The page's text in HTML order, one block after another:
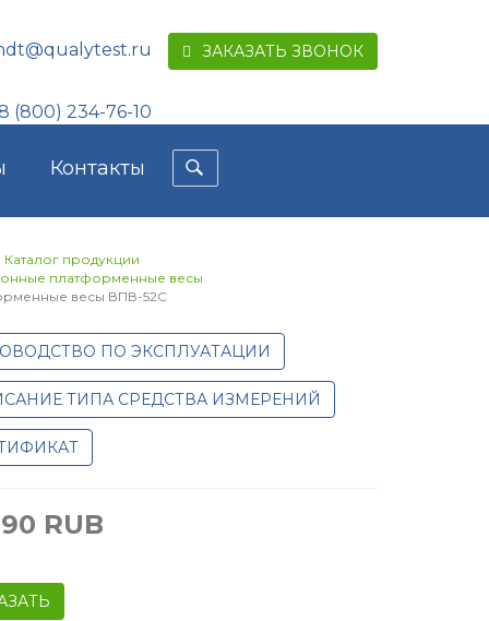
ЗАКАЗАТЬ ЗВОНОК
(800) 234-76-10
Контакты
Каталог продукции
платформенные весы
весы ВПВ-52С
ПО ЭКСПЛУАТАЦИИ
ТИПА СРЕДСТВА ИЗМЕРЕНИЙ
RUB